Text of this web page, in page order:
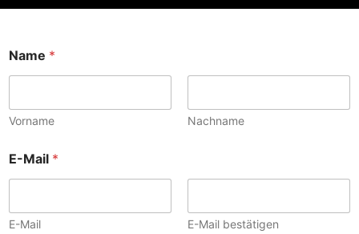
Name *
Vorname Nachname
E-Mail *
E-Mail E-Mail bestätigen